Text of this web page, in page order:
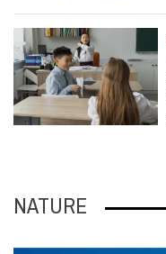
NATURE